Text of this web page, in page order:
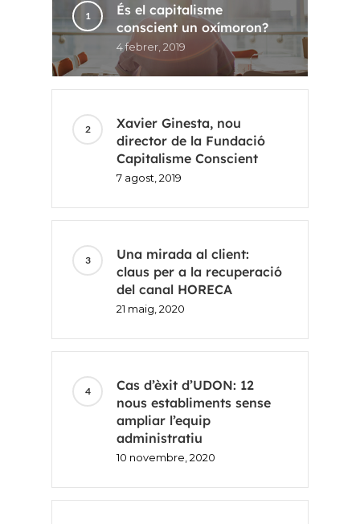
És el capitalisme
conscient un oxímoron?
4 febrer, 2019
Xavier Ginesta, nou
director de la Fundació
Capitalisme Conscient
7 agost, 2019
Una mirada al client:
claus per a la recuperació
del canal HORECA
21 maig, 2020
Cas d’èxit d’UDON: 12
nous establiments sense
ampliar l’equip
administratiu
10 novembre, 2020
Inici
Voxel
CA
FR
ES